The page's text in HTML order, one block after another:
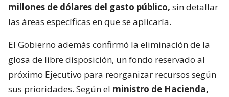
millones de dólares del gasto público, sin detallar
las áreas específicas en que se aplicaría.
El Gobierno además confirmó la eliminación de la
glosa de libre disposición, un fondo reservado al
próximo Ejecutivo para reorganizar recursos según
sus prioridades. Según el ministro de Hacienda,